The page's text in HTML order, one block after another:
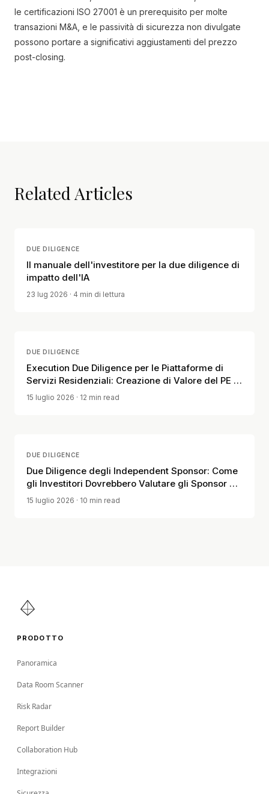
le certificazioni ISO 27001 è un prerequisito per molte
transazioni M&A, e le passività di sicurezza non divulgate
possono portare a significativi aggiustamenti del prezzo
post-closing.
Related Articles
DUE DILIGENCE
Il manuale dell'investitore per la due diligence di
impatto dell'IA
23 lug 2026 · 4 min di lettura
DUE DILIGENCE
Execution Due Diligence per le Piattaforme di
Servizi Residenziali: Creazione di Valore del PE e
Disciplina Operativa
15 luglio 2026 · 12 min read
DUE DILIGENCE
Due Diligence degli Independent Sponsor: Come
gli Investitori Dovrebbero Valutare gli Sponsor PE
Deal-by-Deal Prima di Impegnare Capitale
15 luglio 2026 · 10 min read
PRODOTTO
Panoramica
Data Room Scanner
Risk Radar
Report Builder
Collaboration Hub
Integrazioni